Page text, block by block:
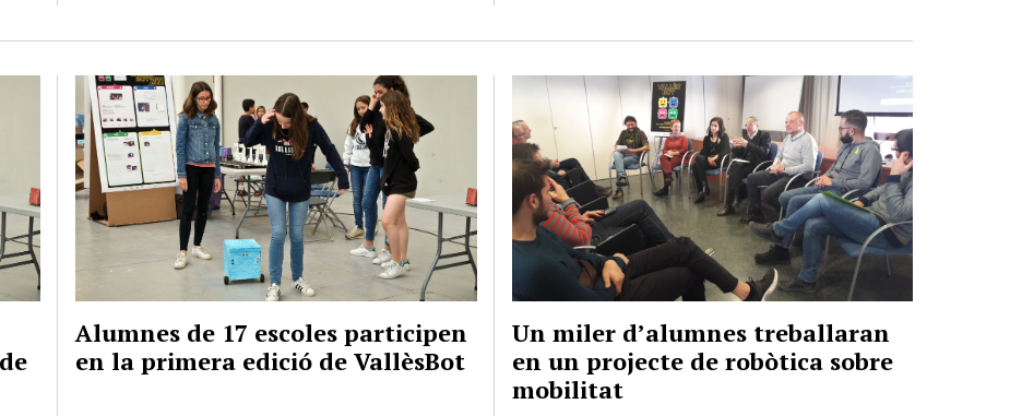
Alumnes de 17 escoles participen
en la primera edició de VallèsBot
Un miler d’alumnes treballaran
en un projecte de robòtica sobre
mobilitat